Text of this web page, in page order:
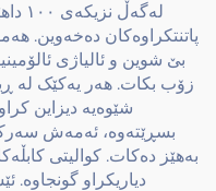
پاتنتکراوەکان دەخەوین.
بێ شوین و ئالیاژی
زۆب بکات. هەر یەکێک لە
شێوەیە دیزاین
بسڕێتەوە، ئەمەش
بەهێز دەکات. کوالیتی
دیاریکراو گونجاوە.